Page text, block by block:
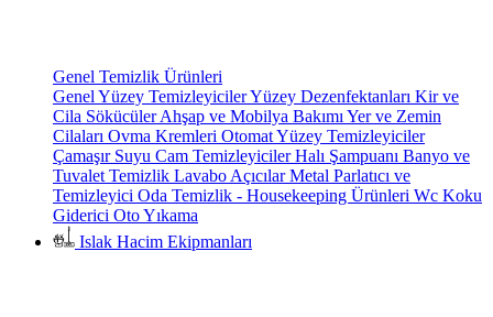
Genel Temizlik Ürünleri
Genel Yüzey TemizleyicilerYüzey Dezenfektanları Kir ve
Cila SökücülerAhşap ve Mobilya Bakımı Yer ve Zemin
Cilaları Ovma Kremleri Otomat Yüzey Temizleyiciler
Çamaşır Suyu Cam TemizleyicilerHalı Şampuanı Banyo ve
Tuvalet Temizlik Lavabo AçıcılarMetal Parlatıcı ve
Temizleyici Oda Temizlik - Housekeeping Ürünleri Wc Koku
Giderici Oto Yıkama
Islak Hacim Ekipmanları